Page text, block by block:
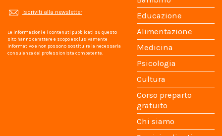
Iscriviti alla newsletter
Le informazioni e i contenuti pubblicati su questo
sito hanno carattere e scopo esclusivamente
informativo e non possono sostituire la necessaria
consulenza del professionista competente.
Educazione
Alimentazione
Medicina
Psicologia
Cultura
Corso preparto
gratuito
Chi siamo